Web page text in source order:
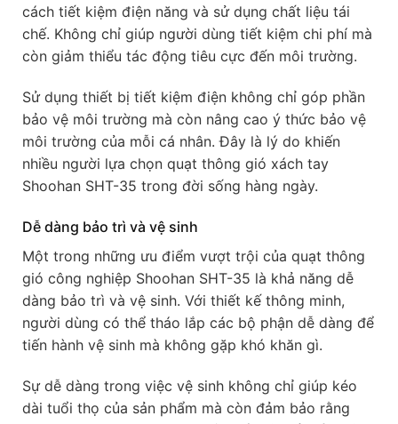
cách tiết kiệm điện năng và sử dụng chất liệu tái
chế. Không chỉ giúp người dùng tiết kiệm chi phí mà
còn giảm thiểu tác động tiêu cực đến môi trường.
Sử dụng thiết bị tiết kiệm điện không chỉ góp phần
bảo vệ môi trường mà còn nâng cao ý thức bảo vệ
môi trường của mỗi cá nhân. Đây là lý do khiến
nhiều người lựa chọn quạt thông gió xách tay
Shoohan SHT-35 trong đời sống hàng ngày.
Dễ dàng bảo trì và vệ sinh
Một trong những ưu điểm vượt trội của quạt thông
gió công nghiệp Shoohan SHT-35 là khả năng dễ
dàng bảo trì và vệ sinh. Với thiết kế thông minh,
người dùng có thể tháo lắp các bộ phận dễ dàng để
tiến hành vệ sinh mà không gặp khó khăn gì.
Sự dễ dàng trong việc vệ sinh không chỉ giúp kéo
dài tuổi thọ của sản phẩm mà còn đảm bảo rằng